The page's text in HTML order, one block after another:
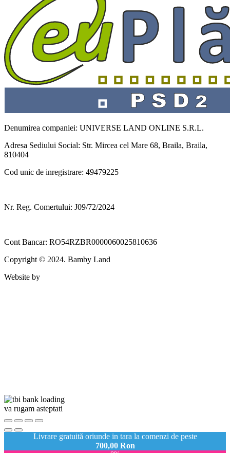
Denumirea companiei: UNIVERSE LAND ONLINE S.R.L.
Adresa Sediului Social: Str. Mircea cel Mare 68, Braila, Braila,
810404
Cod unic de inregistrare: 49479225
Nr. Reg. Comertului: J09/72/2024
Cont Bancar: RO54RZBR0000060025810636
Copyright © 2024. Bamby Land
Website by
va rugam asteptati
Livrare gratuită oriunde in tara la comenzi de peste
700,00 Ron